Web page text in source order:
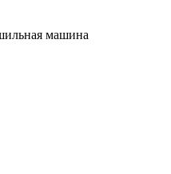
машина